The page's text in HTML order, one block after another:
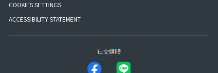
COOKIES SETTINGS
ACCESSIBILITY STATEMENT
社交媒體